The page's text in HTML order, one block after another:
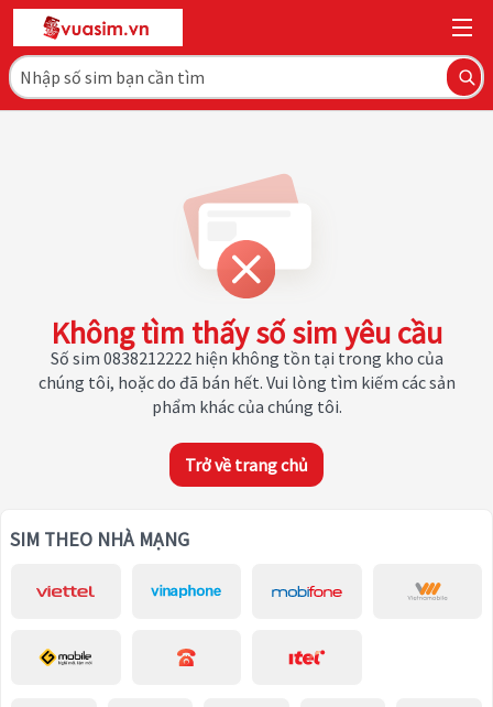
Không tìm thấy số sim yêu cầu
Số sim 0838212222 hiện không tồn tại trong kho của
chúng tôi, hoặc do đã bán hết. Vui lòng tìm kiếm các sản
phẩm khác của chúng tôi.
Trở về trang chủ
SIM THEO NHÀ MẠNG